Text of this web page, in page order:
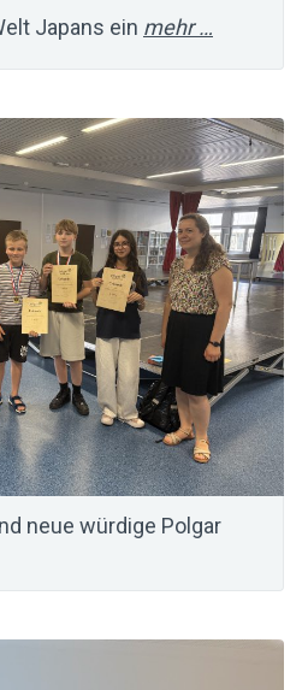
Japans ein mehr …
neue würdige Polgar